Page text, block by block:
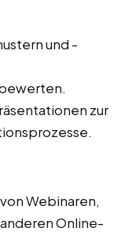
und -
zur
Webinaren,
Online-